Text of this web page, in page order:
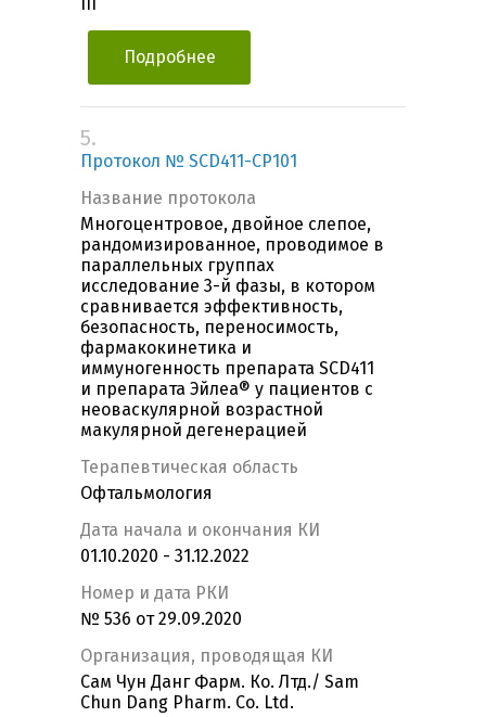
Подробнее
5.
Протокол № SCD411-CP101
Название протокола
Многоцентровое, двойное слепое,
рандомизированное, проводимое в
параллельных группах
исследование 3-й фазы, в котором
сравнивается эффективность,
безопасность, переносимость,
фармакокинетика и
иммуногенность препарата SCD411
и препарата Эйлеа® у пациентов с
неоваскулярной возрастной
макулярной дегенерацией
Терапевтическая область
Офтальмология
Дата начала и окончания КИ
01.10.2020 - 31.12.2022
Номер и дата РКИ
№ 536 от 29.09.2020
Организация, проводящая КИ
Сам Чун Данг Фарм. Кo. Лтд./ Sam
Chun Dang Pharm. Co. Ltd.